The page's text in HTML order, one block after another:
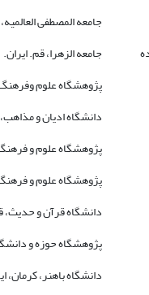
جامعه المصطفی
جامعه الزهرا، قم. ایران.
پژوهشگاه علوم
دانشگاه ادیان و
پژوهشگاه علوم و
پژوهشگاه علوم و
دانشگاه قرآن و حدیث،
پژوهشگاه حوزه و
دانشگاه باهنر، کرمان،